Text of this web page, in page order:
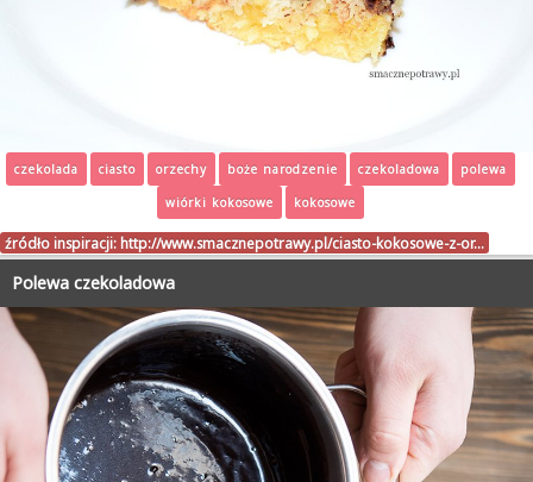
czekolada ciasto orzechy boże narodzenie czekoladowa
polewa
wiórki kokosowe
kokosowe
źródło inspiracji: http://www.smacznepotrawy.pl/ciasto-kokosowe-z-or…
Polewa czekoladowa